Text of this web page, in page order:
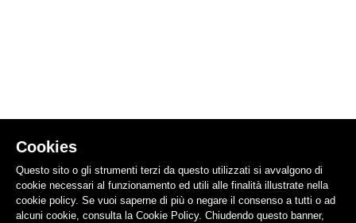
Cookies
Questo sito o gli strumenti terzi da questo utilizzati si avvalgono di
cookie necessari al funzionamento ed utili alle finalità illustrate nella
cookie policy. Se vuoi saperne di più o negare il consenso a tutti o ad
alcuni cookie, consulta la Cookie Policy. Chiudendo questo banner,